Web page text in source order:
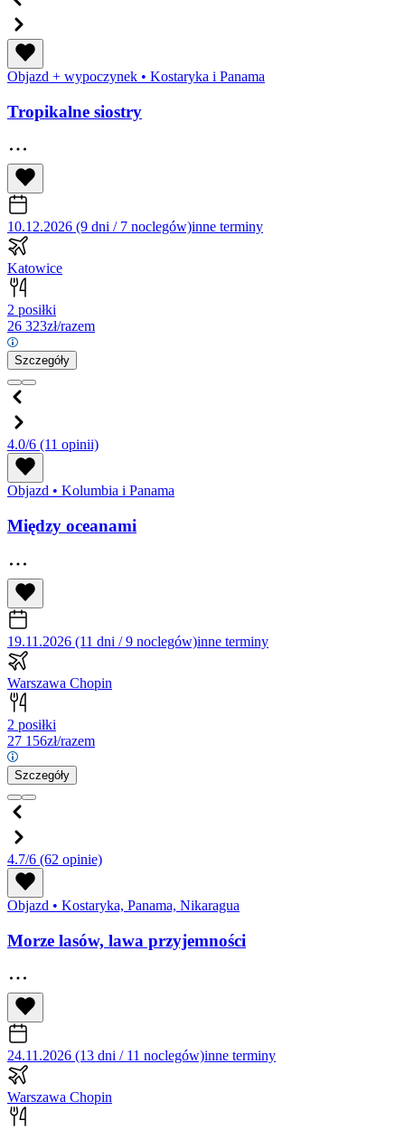
Objazd + wypoczynek • Kostaryka i Panama
Tropikalne siostry
10.12.2026 (9 dni / 7 noclegów)inne terminy
Katowice
2 posiłki
26 323zł/razem
Szczegóły
4.0/6 (11 opinii)
Objazd • Kolumbia i Panama
Między oceanami
19.11.2026 (11 dni / 9 noclegów)inne terminy
Warszawa Chopin
2 posiłki
27 156zł/razem
Szczegóły
4.7/6 (62 opinie)
Objazd • Kostaryka, Panama, Nikaragua
Morze lasów, lawa przyjemności
24.11.2026 (13 dni / 11 noclegów)inne terminy
Warszawa Chopin